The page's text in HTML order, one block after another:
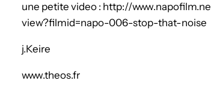
une petite video : http://
view?filmid=napo-006-stop-that-noise
j.Keire
www.theos.fr